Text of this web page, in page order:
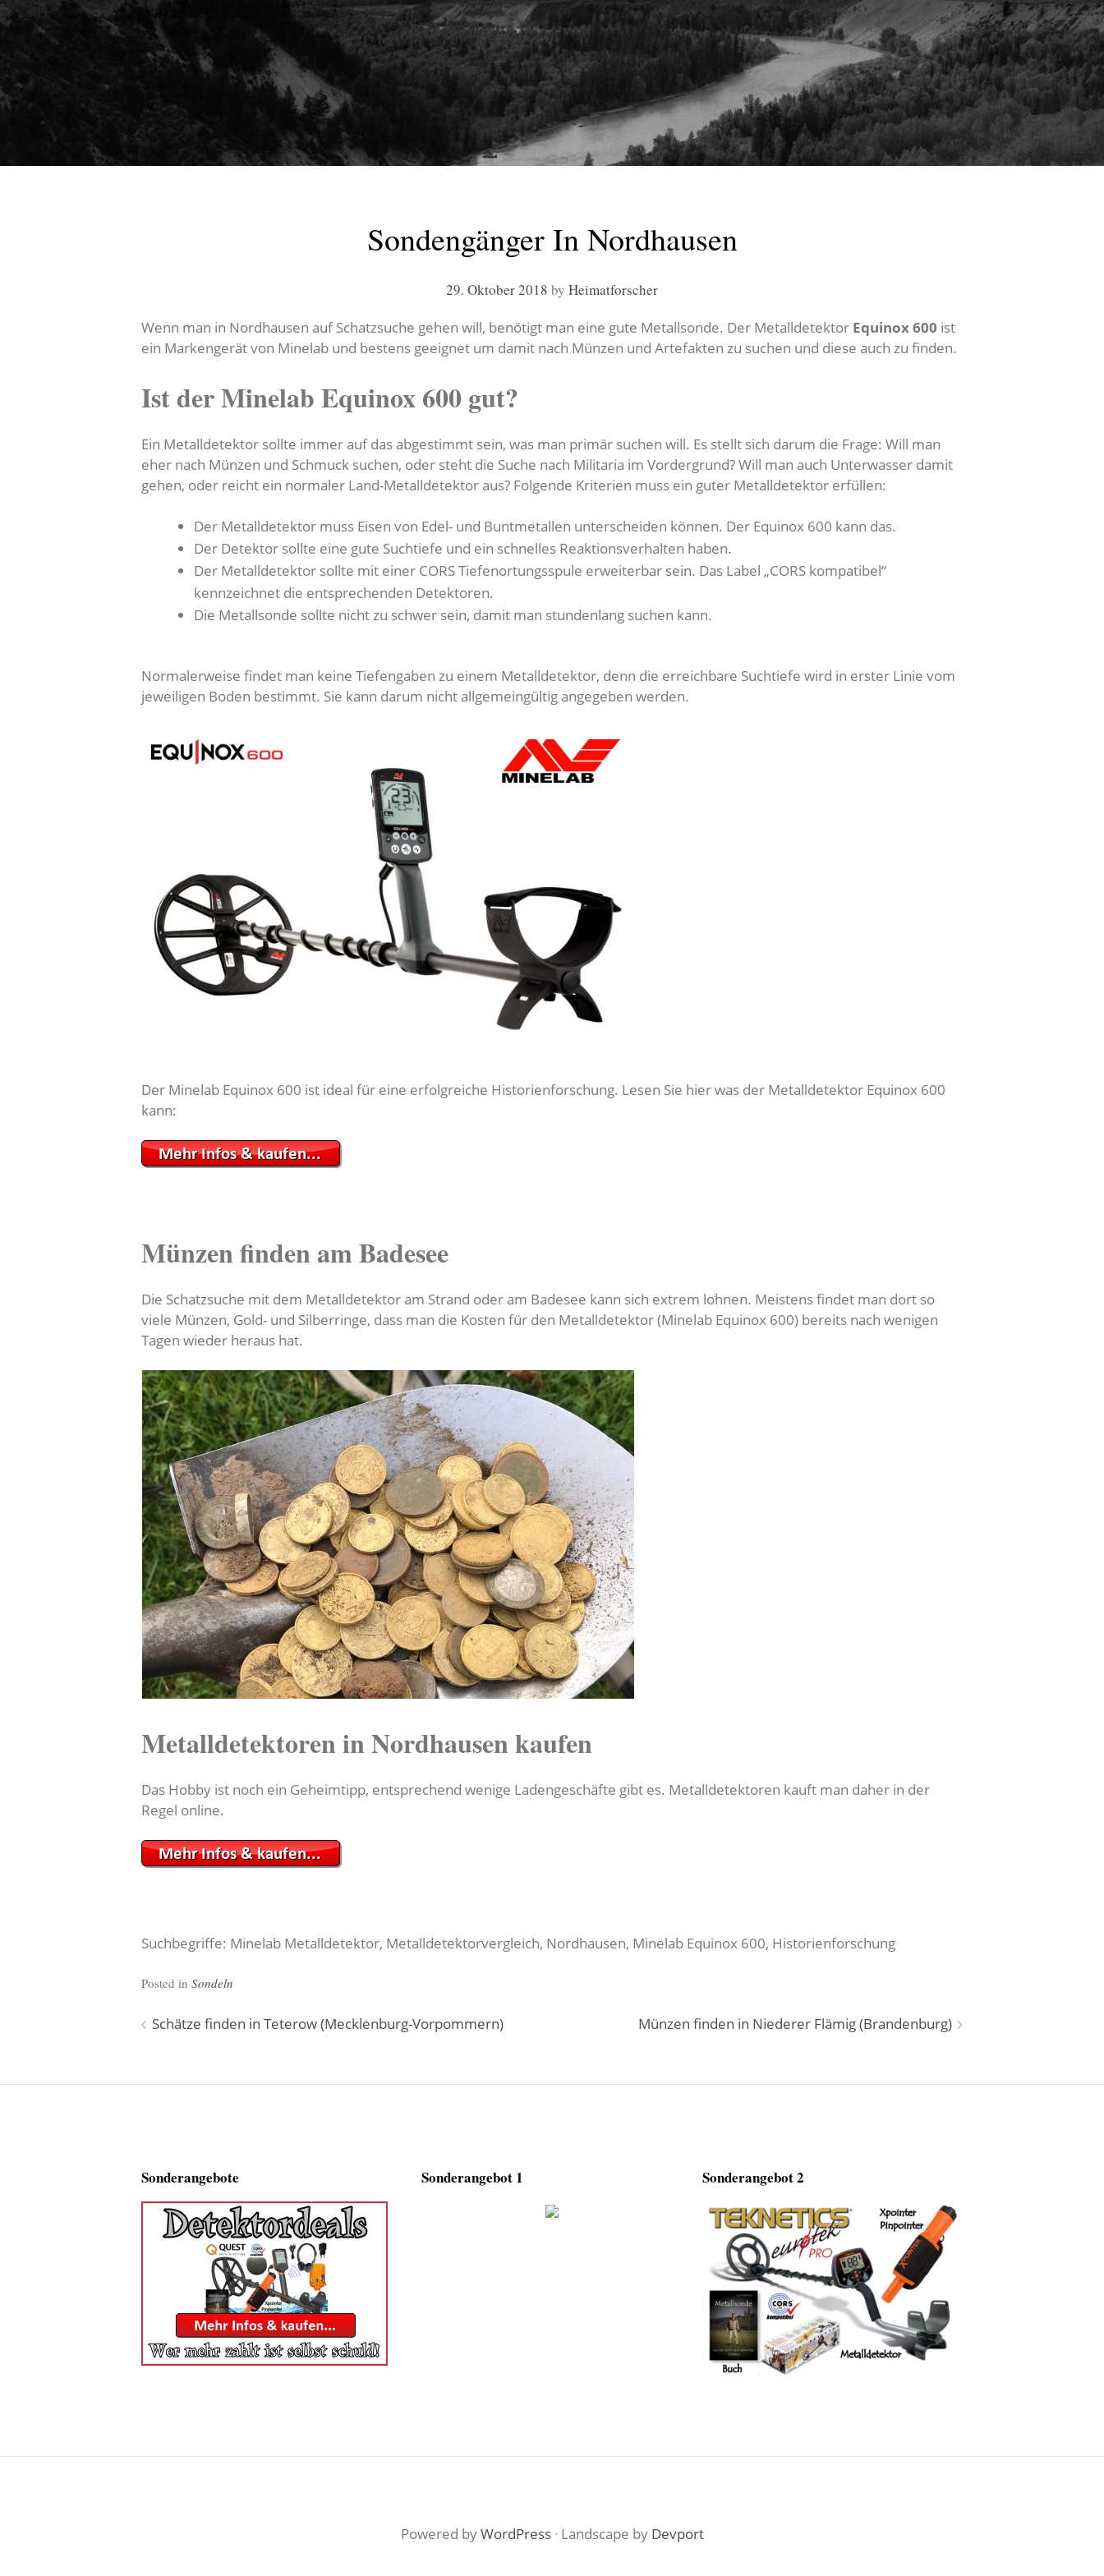
Sondengänger In Nordhausen
29. Oktober 2018 by Heimatforscher
Wenn man in Nordhausen auf Schatzsuche gehen will, benötigt man eine gute Metallsonde. Der Metalldetektor Equinox 600 ist
ein Markengerät von Minelab und bestens geeignet um damit nach Münzen und Artefakten zu suchen und diese auch zu finden.
Ist der Minelab Equinox 600 gut?
Ein Metalldetektor sollte immer auf das abgestimmt sein, was man primär suchen will. Es stellt sich darum die Frage: Will man
eher nach Münzen und Schmuck suchen, oder steht die Suche nach Militaria im Vordergrund? Will man auch Unterwasser damit
gehen, oder reicht ein normaler Land-Metalldetektor aus? Folgende Kriterien muss ein guter Metalldetektor erfüllen:
Der Metalldetektor muss Eisen von Edel- und Buntmetallen unterscheiden können. Der Equinox 600 kann das.
Der Detektor sollte eine gute Suchtiefe und ein schnelles Reaktionsverhalten haben.
Der Metalldetektor sollte mit einer CORS Tiefenortungsspule erweiterbar sein. Das Label „CORS kompatibel“
kennzeichnet die entsprechenden Detektoren.
Die Metallsonde sollte nicht zu schwer sein, damit man stundenlang suchen kann.
Normalerweise findet man keine Tiefengaben zu einem Metalldetektor, denn die erreichbare Suchtiefe wird in erster Linie vom
jeweiligen Boden bestimmt. Sie kann darum nicht allgemeingültig angegeben werden.
Der Minelab Equinox 600 ist ideal für eine erfolgreiche Historienforschung. Lesen Sie hier was der Metalldetektor Equinox 600
kann:
Münzen finden am Badesee
Die Schatzsuche mit dem Metalldetektor am Strand oder am Badesee kann sich extrem lohnen. Meistens findet man dort so
viele Münzen, Gold- und Silberringe, dass man die Kosten für den Metalldetektor (Minelab Equinox 600) bereits nach wenigen
Tagen wieder heraus hat.
Metalldetektoren in Nordhausen kaufen
Das Hobby ist noch ein Geheimtipp, entsprechend wenige Ladengeschäfte gibt es. Metalldetektoren kauft man daher in der
Regel online.
Suchbegriffe: Minelab Metalldetektor, Metalldetektorvergleich, Nordhausen, Minelab Equinox 600, Historienforschung
Posted in Sondeln
Beitragsnavigation
Schätze finden in Teterow (Mecklenburg-Vorpommern) Münzen finden in Niederer Flämig (Brandenburg)
Sonderangebote Sonderangebot 1 Sonderangebot 2
Powered byWordPress ·Landscape by Devport